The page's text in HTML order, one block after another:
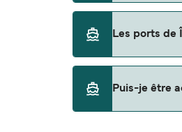
Les ports de
Puis-je être